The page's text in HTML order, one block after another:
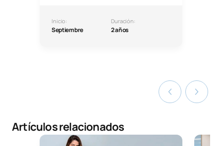
Inicio:
Septiembre
Duración:
2 años
Artículos relacionados